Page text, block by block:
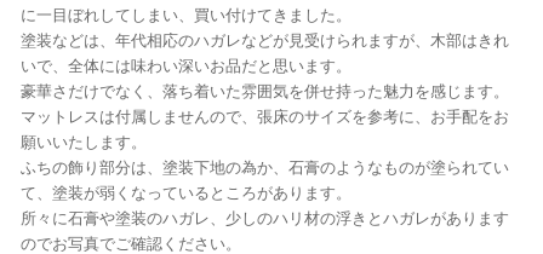
に一目ぼれしてしまい、買い付けてきました。
塗装などは、年代相応のハガレなどが見受けられますが、木部はきれ
いで、全体には味わい深いお品だと思います。
豪華さだけでなく、落ち着いた雰囲気を併せ持った魅力を感じます。
マットレスは付属しませんので、張床のサイズを参考に、お手配をお
願いいたします。
ふちの飾り部分は、塗装下地の為か、石膏のようなものが塗られてい
て、塗装が弱くなっているところがあります。
所々に石膏や塗装のハガレ、少しのハリ材の浮きとハガレがあります
のでお写真でご確認ください。